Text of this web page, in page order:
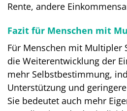
Rente, andere
Fazit für Menschen mit
Für Menschen mit Multipler
die Weiterentwicklung der
mehr Selbstbestimmung,
Unterstützung und
Sie bedeutet auch mehr